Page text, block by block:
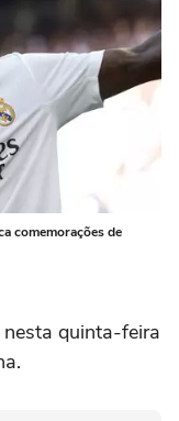
comemorações de
nesta quinta-feira